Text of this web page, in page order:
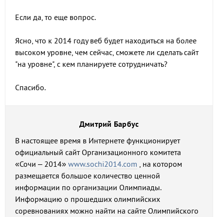
Если да, то еще вопрос.
Ясно, что к 2014 году веб будет находиться на более
высоком уровне, чем сейчас, сможете ли сделать сайт
"на уровне", с кем планируете сотрудничать?
Спасибо.
Дмитрий Барбус
В настоящее время в Интернете функционирует
официальный сайт Организационного комитета
«Сочи – 2014» www.sochi2014.com , на котором
размещается большое количество ценной
информации по организации Олимпиады.
Информацию о прошедших олимпийских
соревнованиях можно найти на сайте Олимпийского